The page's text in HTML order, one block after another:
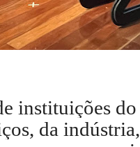
instituições
da